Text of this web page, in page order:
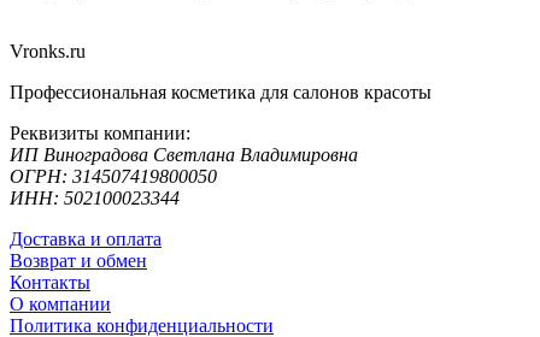
Vronks.ru
Профессиональная косметика для салонов красоты
Реквизиты компании:
ИП Виноградова Светлана Владимировна
ОГРН: 314507419800050
ИНН: 502100023344
Доставка и оплата
Возврат и обмен
Контакты
О компании
Политика конфиденциальности